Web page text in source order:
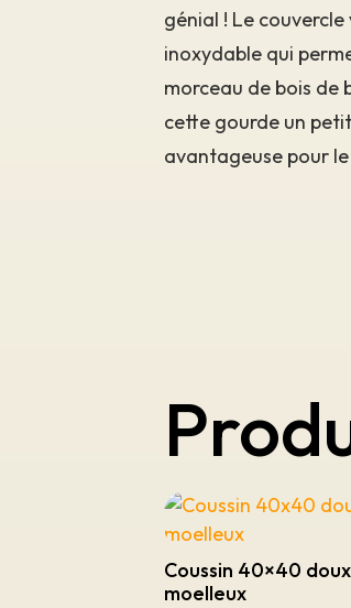
génial ! Le
inoxydable qui
morceau de bois de
cette gourde un
avantageuse pour
Coussin 40×40
moelleux